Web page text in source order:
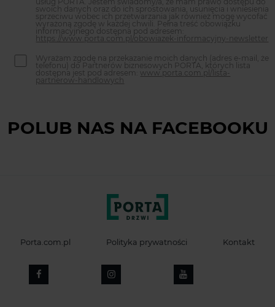
swoich danych oraz do ich sprostowania, usunięcia i wniesienia
sprzeciwu wobec ich przetwarzania jak również mogę wycofać
wyrażoną zgodę w każdej chwili. Pełna treść obowiązku
informacyjnego dostępna pod adresem:
https://www.porta.com.pl/obowiazek-informacyjny-newsletter
Wyrażam zgodę na przekazanie moich danych (adres e-mail, że
telefonu) do Partnerów biznesowych PORTA, których lista
dostępna jest pod adresem:
www.porta.com.pl/lista-
partnerow-handlowych
POLUB NAS NA FACEBOOKU
Porta.com.pl Polityka prywatności Kontakt